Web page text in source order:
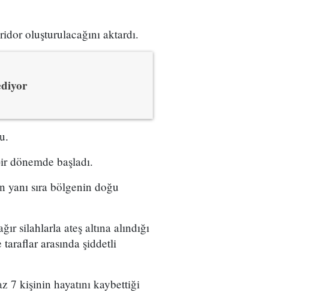
oluşturulacağını aktardı.
dönemde başladı.
sıra bölgenin doğu
silahlarla ateş altına alındığı
arasında şiddetli
7 kişinin hayatını kaybettiği